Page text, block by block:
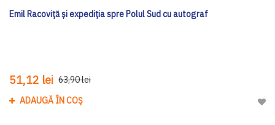
Emil Racoviță și expediția spre Polul Sud cu autograf
51,12 lei 63,90 lei
ADAUGĂ ÎN COȘ